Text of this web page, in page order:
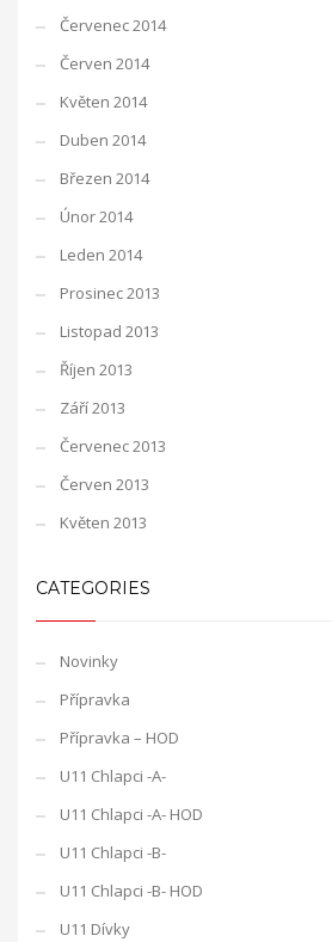
Červenec 2014
Červen 2014
Květen 2014
Duben 2014
Březen 2014
Únor 2014
Leden 2014
Prosinec 2013
Listopad 2013
Říjen 2013
Září 2013
Červenec 2013
Červen 2013
Květen 2013
CATEGORIES
Novinky
Přípravka
Přípravka – HOD
U11 Chlapci -A-
U11 Chlapci -A- HOD
U11 Chlapci -B-
U11 Chlapci -B- HOD
U11 Dívky